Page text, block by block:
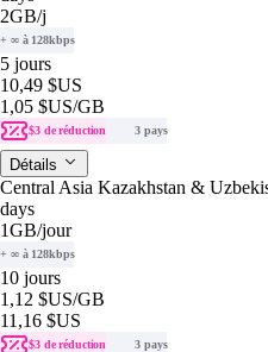
2GB/j
+ ∞ à 128kbps
5 jours
10,49 $US
1,05 $US/GB
$3 de réduction 3 pays
Détails
Central Asia Kazakhstan &
days
1GB/jour
+ ∞ à 128kbps
10 jours
1,12 $US/GB
11,16 $US
$3 de réduction 3 pays